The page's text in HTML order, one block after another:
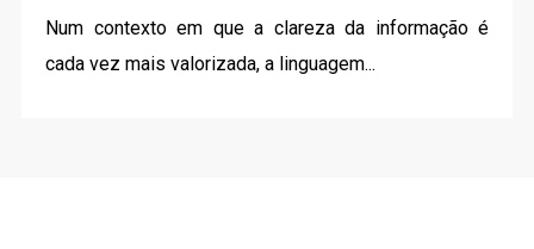
Num contexto em que a clareza da informação é
cada vez mais valorizada, a linguagem...